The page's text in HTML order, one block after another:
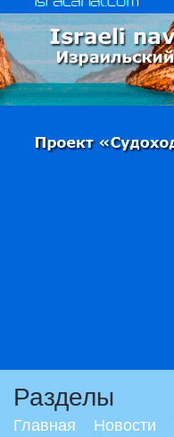
Разделы
Главная Новости